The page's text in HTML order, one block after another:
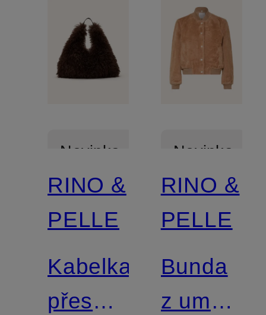
Novinka
RINO &
PELLE
Kabelka
přes
Novinka
RINO &
PELLE
Bunda
z umělé